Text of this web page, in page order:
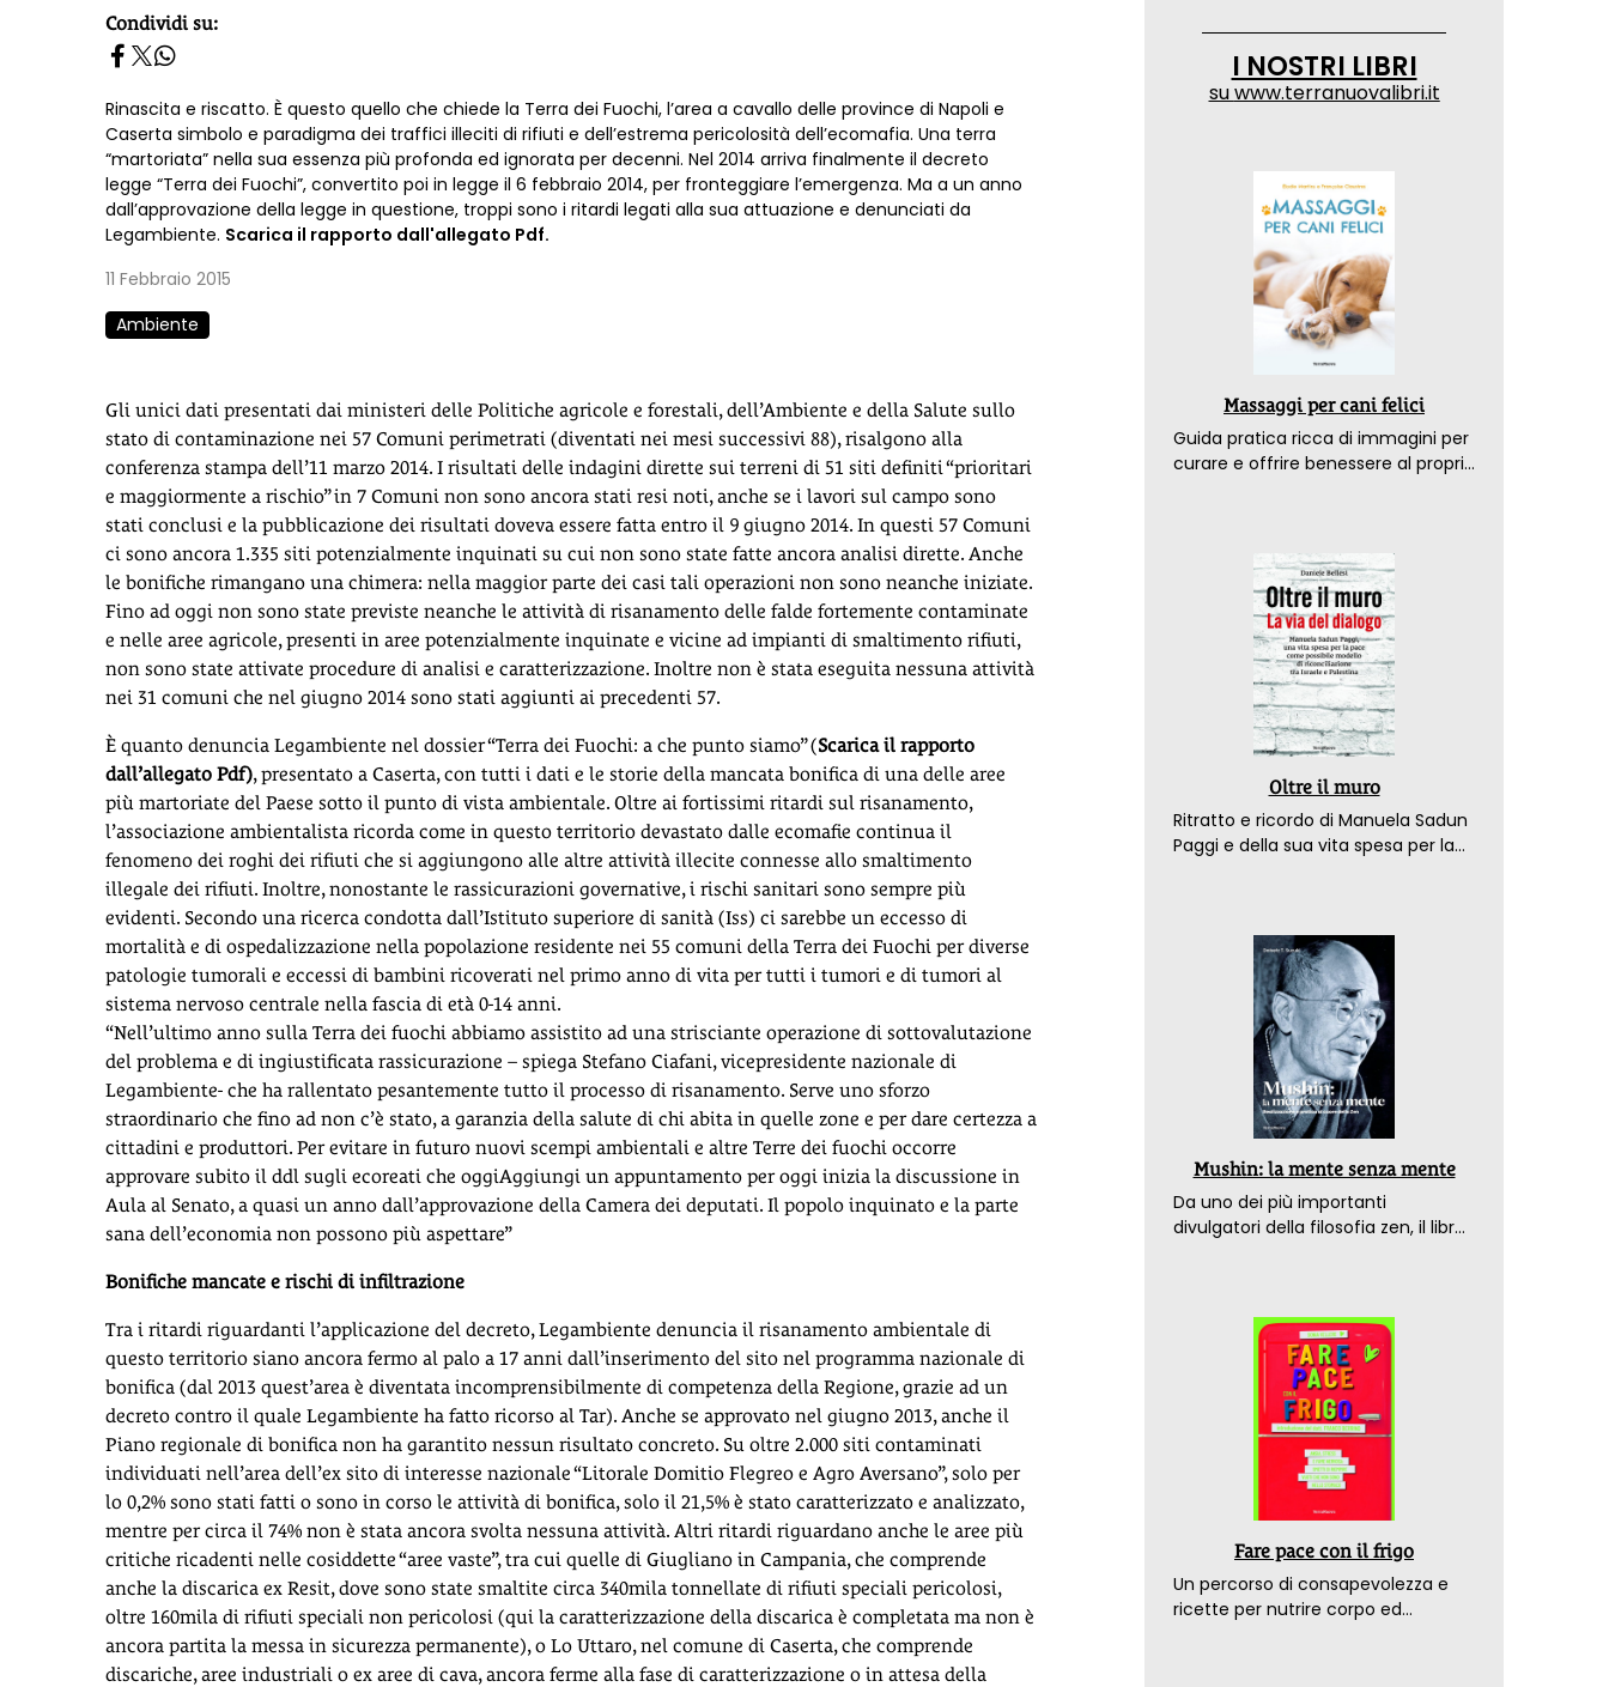
homepage h2
Condividi su:
Rinascita e riscatto. È questo quello che chiede la Terra dei Fuochi, l’area a cavallo delle province di Napoli e
Caserta simbolo e paradigma dei traffici illeciti di rifiuti e dell’estrema pericolosità dell’ecomafia. Una terra
“martoriata” nella sua essenza più profonda ed ignorata per decenni. Nel 2014 arriva finalmente il decreto
legge “Terra dei Fuochi”, convertito poi in legge il 6 febbraio 2014, per fronteggiare l’emergenza. Ma a un anno
dall’approvazione della legge in questione, troppi sono i ritardi legati alla sua attuazione e denunciati da
Legambiente. Scarica il rapporto dall'allegato Pdf.
11 Febbraio 2015
Ambiente
Gli unici dati presentati dai ministeri delle Politiche agricole e forestali, dell’Ambiente e della Salute sullo
stato di contaminazione nei 57 Comuni perimetrati (diventati nei mesi successivi 88), risalgono alla
conferenza stampa dell’11 marzo 2014. I risultati delle indagini dirette sui terreni di 51 siti definiti “prioritari
e maggiormente a rischio” in 7 Comuni non sono ancora stati resi noti, anche se i lavori sul campo sono
stati conclusi e la pubblicazione dei risultati doveva essere fatta entro il 9 giugno 2014. In questi 57 Comuni
ci sono ancora 1.335 siti potenzialmente inquinati su cui non sono state fatte ancora analisi dirette. Anche
le bonifiche rimangano una chimera: nella maggior parte dei casi tali operazioni non sono neanche iniziate.
Fino ad oggi non sono state previste neanche le attività di risanamento delle falde fortemente contaminate
e nelle aree agricole, presenti in aree potenzialmente inquinate e vicine ad impianti di smaltimento rifiuti,
non sono state attivate procedure di analisi e caratterizzazione. Inoltre non è stata eseguita nessuna attività
nei 31 comuni che nel giugno 2014 sono stati aggiunti ai precedenti 57.
È quanto denuncia Legambiente nel dossier “Terra dei Fuochi: a che punto siamo” (Scarica il rapporto
dall’allegato Pdf), presentato a Caserta, con tutti i dati e le storie della mancata bonifica di una delle aree
più martoriate del Paese sotto il punto di vista ambientale. Oltre ai fortissimi ritardi sul risanamento,
l’associazione ambientalista ricorda come in questo territorio devastato dalle ecomafie continua il
fenomeno dei roghi dei rifiuti che si aggiungono alle altre attività illecite connesse allo smaltimento
illegale dei rifiuti. Inoltre, nonostante le rassicurazioni governative, i rischi sanitari sono sempre più
evidenti. Secondo una ricerca condotta dall’Istituto superiore di sanità (Iss) ci sarebbe un eccesso di
mortalità e di ospedalizzazione nella popolazione residente nei 55 comuni della Terra dei Fuochi per diverse
patologie tumorali e eccessi di bambini ricoverati nel primo anno di vita per tutti i tumori e di tumori al
sistema nervoso centrale nella fascia di età 0-14 anni.
“Nell’ultimo anno sulla Terra dei fuochi abbiamo assistito ad una strisciante operazione di sottovalutazione
del problema e di ingiustificata rassicurazione – spiega Stefano Ciafani, vicepresidente nazionale di
Legambiente- che ha rallentato pesantemente tutto il processo di risanamento. Serve uno sforzo
straordinario che fino ad non c’è stato, a garanzia della salute di chi abita in quelle zone e per dare certezza a
cittadini e produttori. Per evitare in futuro nuovi scempi ambientali e altre Terre dei fuochi occorre
approvare subito il ddl sugli ecoreati che oggiAggiungi un appuntamento per oggi inizia la discussione in
Aula al Senato, a quasi un anno dall’approvazione della Camera dei deputati. Il popolo inquinato e la parte
sana dell’economia non possono più aspettare”
Bonifiche mancate e rischi di infiltrazione
Tra i ritardi riguardanti l’applicazione del decreto, Legambiente denuncia il risanamento ambientale di
questo territorio siano ancora fermo al palo a 17 anni dall’inserimento del sito nel programma nazionale di
bonifica (dal 2013 quest’area è diventata incomprensibilmente di competenza della Regione, grazie ad un
decreto contro il quale Legambiente ha fatto ricorso al Tar). Anche se approvato nel giugno 2013, anche il
Piano regionale di bonifica non ha garantito nessun risultato concreto. Su oltre 2.000 siti contaminati
individuati nell’area dell’ex sito di interesse nazionale “Litorale Domitio Flegreo e Agro Aversano”, solo per
lo 0,2% sono stati fatti o sono in corso le attività di bonifica, solo il 21,5% è stato caratterizzato e analizzato,
mentre per circa il 74% non è stata ancora svolta nessuna attività. Altri ritardi riguardano anche le aree più
critiche ricadenti nelle cosiddette “aree vaste”, tra cui quelle di Giugliano in Campania, che comprende
anche la discarica ex Resit, dove sono state smaltite circa 340mila tonnellate di rifiuti speciali pericolosi,
oltre 160mila di rifiuti speciali non pericolosi (qui la caratterizzazione della discarica è completata ma non è
ancora partita la messa in sicurezza permanente), o Lo Uttaro, nel comune di Caserta, che comprende
discariche, aree industriali o ex aree di cava, ancora ferme alla fase di caratterizzazione o in attesa della
I NOSTRI LIBRI
suwww.terranuovalibri.it
Massaggi per cani felici
Guida pratica ricca di immagini per
curare e offrire benessere al proprio
Oltre il muro
Ritratto e ricordo di Manuela Sadun
Paggi e della sua vita spesa per la
Mushin: la mente senza mente
Da uno dei più importanti
divulgatori della filosofia zen, il libro
Fare pace con il frigo
Un percorso di consapevolezza e
ricette per nutrire corpo ed